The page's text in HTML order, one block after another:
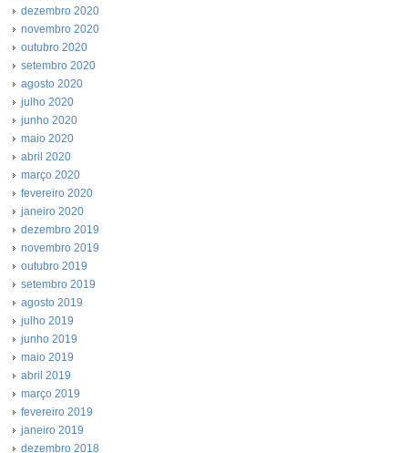
dezembro 2020
novembro 2020
outubro 2020
setembro 2020
agosto 2020
julho 2020
junho 2020
maio 2020
abril 2020
março 2020
fevereiro 2020
janeiro 2020
dezembro 2019
novembro 2019
outubro 2019
setembro 2019
agosto 2019
julho 2019
junho 2019
maio 2019
abril 2019
março 2019
fevereiro 2019
janeiro 2019
dezembro 2018